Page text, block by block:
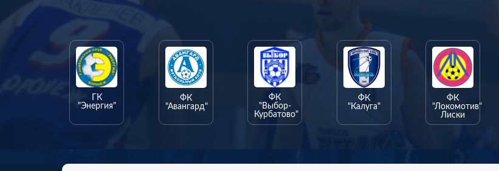
ГК
"Энергия"
ФК
"Авангард"
ФК
"Выбор-
Курбатово"
ФК
"Калуга"
ФК
"Локомотив"
Лиски